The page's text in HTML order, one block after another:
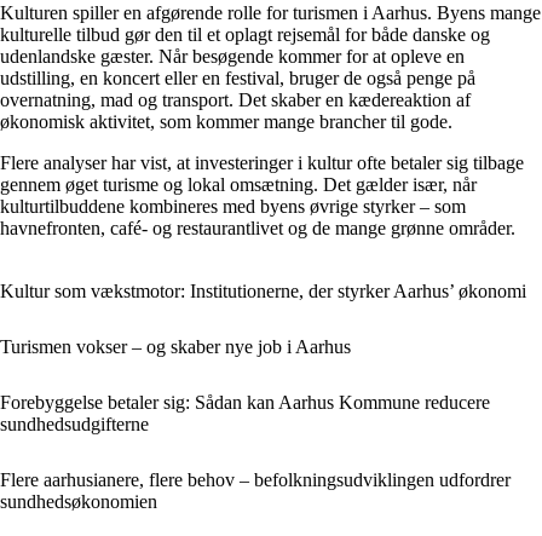
Kulturen spiller en afgørende rolle for turismen i Aarhus. Byens mange
kulturelle tilbud gør den til et oplagt rejsemål for både danske og
udenlandske gæster. Når besøgende kommer for at opleve en
udstilling, en koncert eller en festival, bruger de også penge på
overnatning, mad og transport. Det skaber en kædereaktion af
økonomisk aktivitet, som kommer mange brancher til gode.
Flere analyser har vist, at investeringer i kultur ofte betaler sig tilbage
gennem øget turisme og lokal omsætning. Det gælder især, når
kulturtilbuddene kombineres med byens øvrige styrker – som
havnefronten, café- og restaurantlivet og de mange grønne områder.
Kultur som vækstmotor: Institutionerne, der styrker Aarhus’ økonomi
Turismen vokser – og skaber nye job i Aarhus
Forebyggelse betaler sig: Sådan kan Aarhus Kommune reducere
sundhedsudgifterne
Flere aarhusianere, flere behov – befolkningsudviklingen udfordrer
sundhedsøkonomien